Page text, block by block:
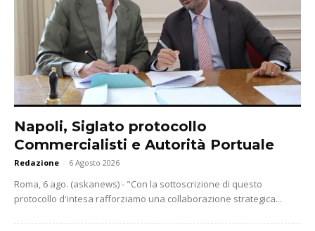
Napoli, Siglato protocollo
Commercialisti e Autorità Portuale
Redazione - 6 Agosto 2026
Roma, 6 ago. (askanews) - "Con la sottoscrizione di questo
protocollo d'intesa rafforziamo una collaborazione strategica...